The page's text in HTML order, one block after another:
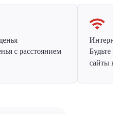
с расстоянием
Будьте
сайты на